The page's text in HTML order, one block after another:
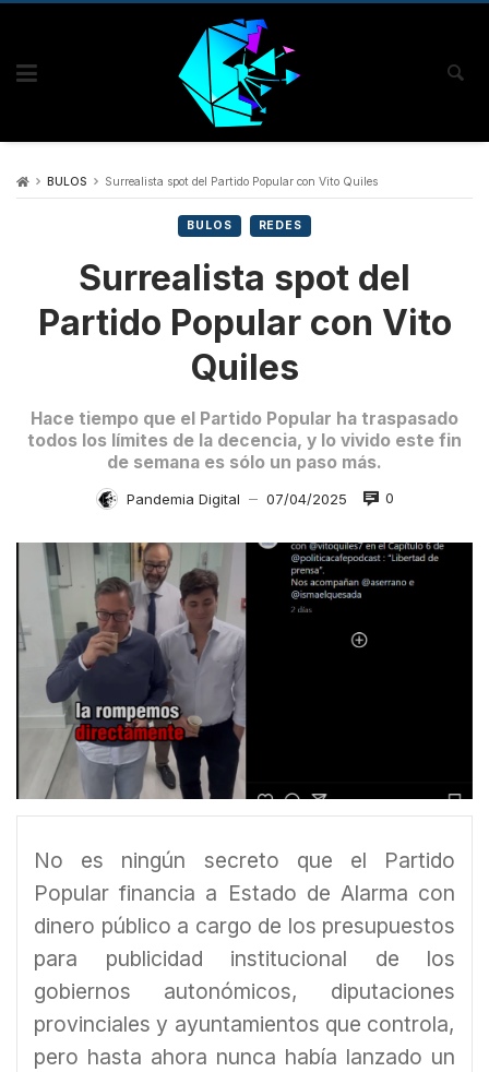
BULOS Surrealista spot del Partido Popular con Vito Quiles
BULOS REDES
Surrealista spot del
Partido Popular con Vito
Quiles
Hace tiempo que el Partido Popular ha traspasado
todos los límites de la decencia, y lo vivido este fin
de semana es sólo un paso más.
Pandemia Digital — 07/04/2025 0
No es ningún secreto que el Partido
Popular financia a Estado de Alarma con
dinero público a cargo de los presupuestos
para publicidad institucional de los
gobiernos autonómicos, diputaciones
provinciales y ayuntamientos que controla,
pero hasta ahora nunca había lanzado un